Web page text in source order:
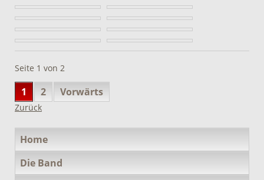
Seite 1 von 2
1 2 Vorwärts
Zurück
überspringen
Home
Die Band